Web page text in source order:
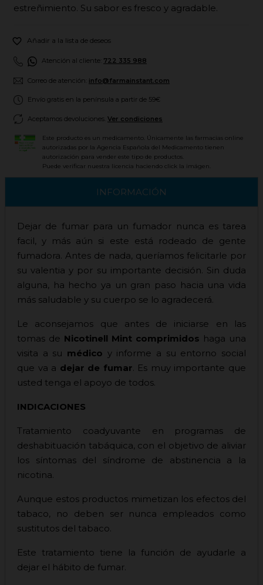
estreñimiento. Su sabor es fresco y agradable.
 Añadir a la lista de deseos
Atención al cliente: 722 335 988
Correo de atención: info@farmainstant.com
Envío gratis en la península a partir de 59€
Aceptamos devoluciones. Ver condiciones
Este producto es un medicamento. Únicamente las farmacias online
autorizadas por la Agencia Española del Medicamento tienen
autorización para vender este tipo de productos.
Puede verificar nuestra licencia haciendo click la imágen.
INFORMACIÓN
Dejar de fumar para un fumador nunca es tarea
facil, y más aún si este está rodeado de gente
fumadora. Antes de nada, queríamos felicitarle por
su valentia y por su importante decisión. Sin duda
alguna, ha hecho ya un gran paso hacia una vida
más saludable y su cuerpo se lo agradecerá.
Le aconsejamos que antes de iniciarse en las
tomas de Nicotinell Mint comprimidos haga una
visita a su médico y informe a su entorno social
que va a dejar de fumar. Es muy importante que
usted tenga el apoyo de todos.
INDICACIONES
Tratamiento coadyuvante en programas de
deshabituación tabáquica, con el objetivo de aliviar
los síntomas del síndrome de abstinencia a la
nicotina.
Aunque estos productos mimetizan los efectos del
tabaco, no deben ser nunca empleados como
sustitutos del tabaco.
Este tratamiento tiene la función de ayudarle a
dejar el hábito de fumar.